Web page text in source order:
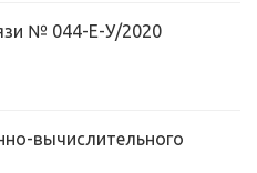
№ 044-Е-У/2020
вычислительного